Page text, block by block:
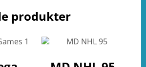
produkter